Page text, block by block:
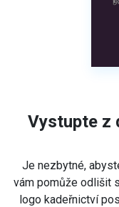
Vystupte z
Je nezbytné,
vám pomůže odlišit
logo kadeřnictví